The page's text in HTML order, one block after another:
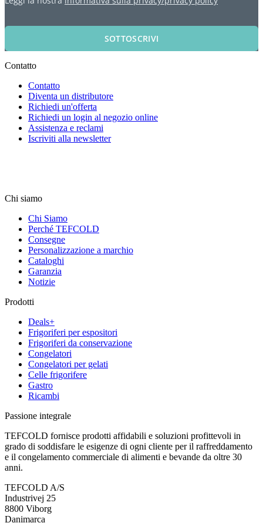
SOTTOSCRIVI
Contatto
Contatto
Diventa un distributore
Richiedi un'offerta
Richiedi un login al negozio online
Assistenza e reclami
Iscriviti alla newsletter
Chi siamo
Chi Siamo
Perché TEFCOLD
Consegne
Personalizzazione a marchio
Cataloghi
Garanzia
Notizie
Prodotti
Deals+
Frigoriferi per espositori
Frigoriferi da conservazione
Congelatori
Congelatori per gelati
Celle frigorifere
Gastro
Ricambi
Passione integrale
TEFCOLD fornisce prodotti affidabili e soluzioni profittevoli in
grado di soddisfare le esigenze di ogni cliente per il raffreddamento
e il congelamento commerciale di alimenti e bevande da oltre 30
anni.
TEFCOLD A/S
Industrivej 25
8800 Viborg
Danimarca